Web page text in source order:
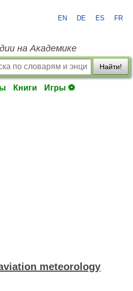
EN DE ES FR
на Академике
Найти!
Книги Игры ⚽
meteorology